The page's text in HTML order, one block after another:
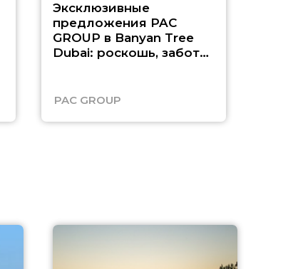
Эксклюзивные
предложения PAC
GROUP в Banyan Tree
Dubai: роскошь, забота
PAC GROUP